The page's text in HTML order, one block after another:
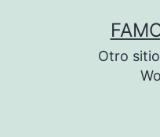
Otro